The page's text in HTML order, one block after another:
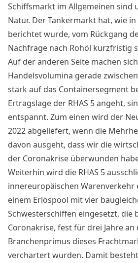
Schiffsmarkt im Allgemeinen sind
Natur. Der Tankermarkt hat, wie
berichtet wurde, vom Rückgang
Nachfrage nach Rohöl kurzfristig
Auf der anderen Seite machen
Handelsvolumina gerade
stark auf das Containersegment
Ertragslage der RHAS 5 angeht,
entspannt. Zum einen wird der
2022 abgeliefert, wenn die
davon ausgeht, dass wir die
der Coronakrise überwunden
Weiterhin wird die RHAS 5
innereuropäischen Warenverkehr
einem Erlöspool mit vier
Schwesterschiffen eingesetzt, die
Coronakrise, fest für drei Jahre an
Branchenprimus dieses
verchartert wurden. Damit